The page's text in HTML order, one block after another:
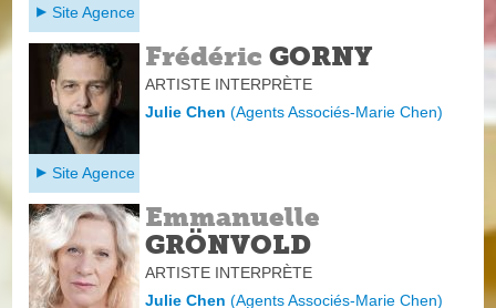
Site Agence
Frédéric GORNY
ARTISTE INTERPRÈTE
Julie Chen(Agents Associés-Marie Chen)
Site Agence
Emmanuelle
GRÖNVOLD
ARTISTE INTERPRÈTE
Julie Chen(Agents Associés-Marie Chen)